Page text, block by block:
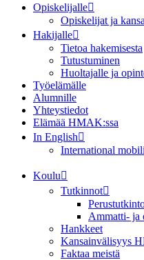
Opiskelijalle
Opiskelijat ja
Hakijalle
Tietoa hakemisesta
Tutustuminen
Huoltajalle ja
Työelämälle
Alumnille
Yhteystiedot
Elämää HMAK:ssa
In English
International
Koulu
Tutkinnot
Ammatti- ja
Hankkeet
Kansainvälisyys
Faktaa meistä